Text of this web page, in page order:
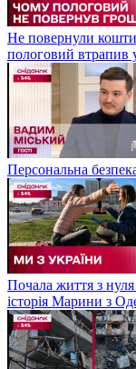
Не повернули кошти
пологовий втрапив
Персональна
Почала життя з
історія Марини з